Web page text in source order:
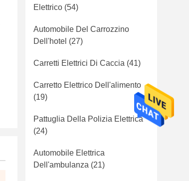
Elettrico (54)
Automobile Del Carrozzino
Dell'hotel (27)
Carretti Elettrici Di Caccia (41)
Carretto Elettrico Dell'alimento
(19)
Pattuglia Della Polizia Elettrica
(24)
Automobile Elettrica
Dell'ambulanza (21)